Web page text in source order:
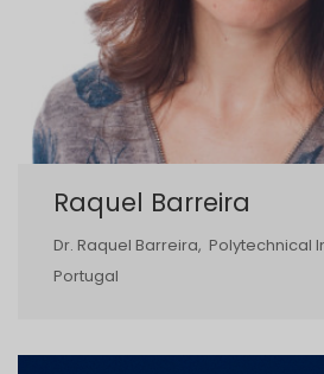
Raquel Barreira
Dr. Raquel Barreira, Polytechnical
Portugal